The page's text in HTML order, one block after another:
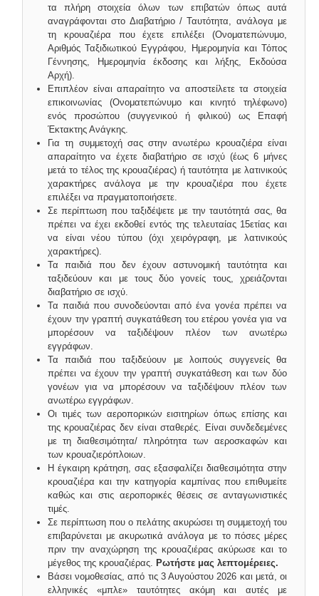
τα πλήρη στοιχεία όλων των επιβατών όπως αυτά
αναγράφονται στο Διαβατήριο / Ταυτότητα, ανάλογα με
τη κρουαζιέρα που έχετε επιλέξει (Ονοματεπώνυμο,
Αριθμός Ταξιδιωτικού Εγγράφου, Ημερομηνία και Τόπος
Γέννησης, Ημερομηνία έκδοσης και λήξης, Εκδούσα
Αρχή).
Επιπλέον είναι απαραίτητο να αποστείλετε τα στοιχεία
επικοινωνίας (Ονοματεπώνυμο και κινητό τηλέφωνο)
ενός προσώπου (συγγενικού ή φιλικού) ως Επαφή
Έκτακτης Ανάγκης.
Για τη συμμετοχή σας στην ανωτέρω κρουαζιέρα είναι
απαραίτητο να έχετε διαβατήριο σε ισχύ (έως 6 μήνες
μετά το τέλος της κρουαζιέρας) ή ταυτότητα με λατινικούς
χαρακτήρες ανάλογα με την κρουαζιέρα που έχετε
επιλέξει να πραγματοποιήσετε.
Σε περίπτωση που ταξιδέψετε με την ταυτότητά σας, θα
πρέπει να έχει εκδοθεί εντός της τελευταίας 15ετίας και
να είναι νέου τύπου (όχι χειρόγραφη, με λατινικούς
χαρακτήρες).
Τα παιδιά που δεν έχουν αστυνομική ταυτότητα και
ταξιδεύουν και με τους δύο γονείς τους, χρειάζονται
διαβατήριο σε ισχύ.
Τα παιδιά που συνοδεύονται από ένα γονέα πρέπει να
έχουν την γραπτή συγκατάθεση του ετέρου γονέα για να
μπορέσουν να ταξιδέψουν πλέον των ανωτέρω
εγγράφων.
Τα παιδιά που ταξιδεύουν με λοιπούς συγγενείς θα
πρέπει να έχουν την γραπτή συγκατάθεση και των δύο
γονέων για να μπορέσουν να ταξιδέψουν πλέον των
ανωτέρω εγγράφων.
Οι τιμές των αεροπορικών εισιτηρίων όπως επίσης και
της κρουαζιέρας δεν είναι σταθερές. Είναι συνδεδεμένες
με τη διαθεσιμότητα/ πληρότητα των αεροσκαφών και
των κρουαζιερόπλοιων.
Η έγκαιρη κράτηση, σας εξασφαλίζει διαθεσιμότητα στην
κρουαζιέρα και την κατηγορία καμπίνας που επιθυμείτε
καθώς και στις αεροπορικές θέσεις σε ανταγωνιστικές
τιμές.
Σε περίπτωση που ο πελάτης ακυρώσει τη συμμετοχή του
επιβαρύνεται με ακυρωτικά ανάλογα με το πόσες μέρες
πριν την αναχώρηση της κρουαζιέρας ακύρωσε και το
μέγεθος της κρουαζιέρας. Ρωτήστε μας λεπτομέρειες.
Βάσει νομοθεσίας, από τις 3 Αυγούστου 2026 και μετά, οι
ελληνικές «μπλε» ταυτότητες ακόμη και αυτές με